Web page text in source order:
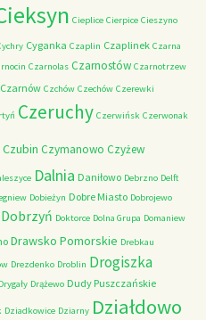
Cieplice Cierpice Cieszyno
Cyganka Czaplin Czaplinek Czarna
Czarnolas Czarnostów Czarnotrzew
Czarnów Czchów Czechów Czerewki
Czeruchy Czerwińsk Czerwonak
Czubin Czymanowo Czyżew
Dalnia Daniłowo Debrzno Delft
Dobieżyn Dobre Miasto Dobrojewo
Dobrzyń Doktorce Dolna Grupa Domaniew
Drawsko Pomorskie Drebkau
Drezdenko Droblin Drogiszka
Drygały Drążewo Dudy Puszczańskie
Dziadkowice Dziarny Działdowo